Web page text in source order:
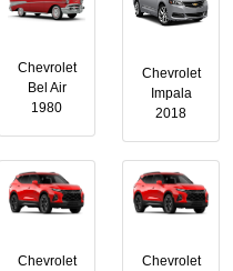
Chevrolet
Impala
2018
Chevrolet
Bel Air
1980
Chevrolet
Chevrolet